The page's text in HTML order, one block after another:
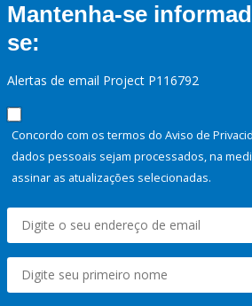
Mantenha-se
se:
Alertas de email Project P116792
Concordo com os termos do Aviso de
dados pessoais sejam processados, na
assinar as atualizações selecionadas.